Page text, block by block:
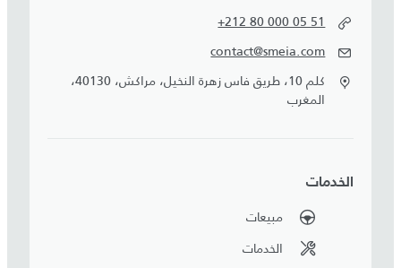
+212 80 000 05 51
contact@smeia.com
كلم 10، طريق فاس زهرة النخيل، مراكش، 40130،
المغرب
الخدمات
مبيعات
الخدمات